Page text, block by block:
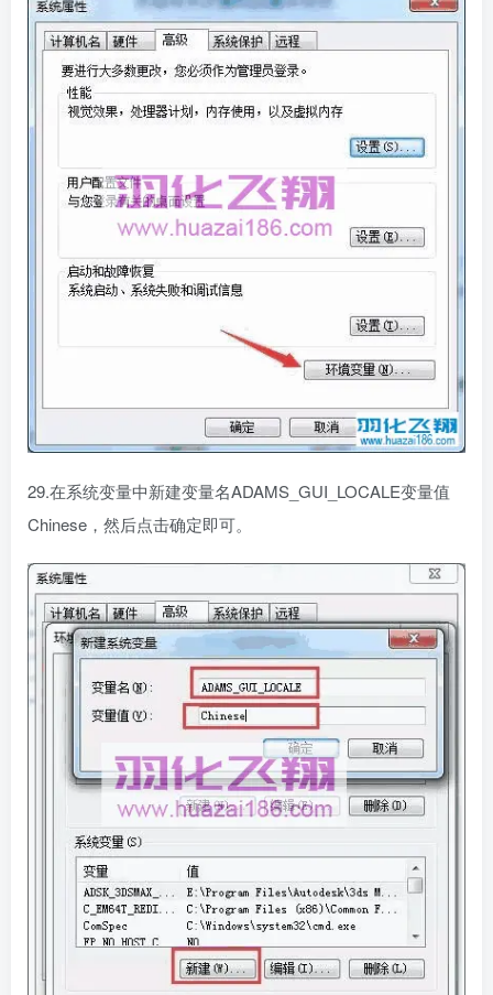
29.在系统变量中新建变量名ADAMS_GUI_LOCALE变量值
Chinese，然后点击确定即可。